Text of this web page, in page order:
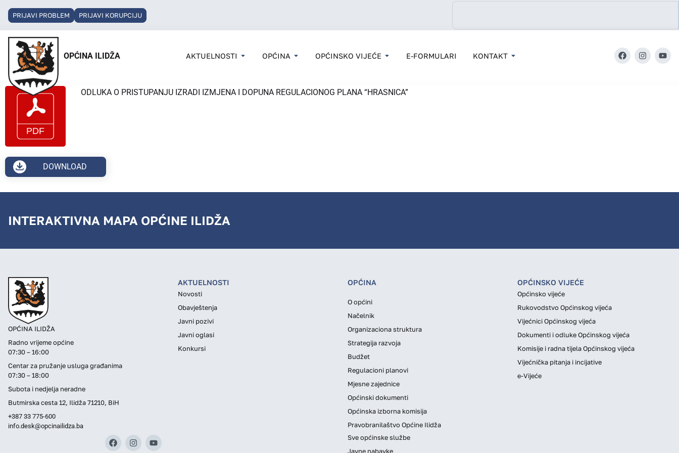
PRIJAVI PROBLEM PRIJAVI KORUPCIJU
OPĆINA ILIDŽA AKTUELNOSTI OPĆINA OPĆINSKO VIJEĆE E-FORMULARI KONTAKT
ODLUKA O PRISTUPANJU IZRADI IZMJENA I DOPUNA REGULACIONOG PLANA “HRASNICA”
DOWNLOAD
INTERAKTIVNA MAPA OPĆINE ILIDŽA
OPĆINA ILIDŽA
Radno vrijeme općine
07:30 – 16:00
Centar za pružanje usluga građanima
07:30 – 18:00
Subota i nedjelja neradne
Butmirska cesta 12, Ilidža 71210, BiH
+387 33 775-600
info.desk@opcinailidza.ba
AKTUELNOSTI
Novosti
Obavještenja
Javni pozivi
Javni oglasi
Konkursi
OPĆINA
O općini
Načelnik
Organizaciona struktura
Strategija razvoja
Budžet
Regulacioni planovi
Mjesne zajednice
Općinski dokumenti
Općinska izborna komisija
Pravobranilaštvo Općine Ilidža
Sve općinske službe
Javne nabavke
OPĆINSKO VIJEĆE
Općinsko vijeće
Rukovodstvo Općinskog vijeća
Vijećnici Općinskog vijeća
Dokumenti i odluke Općinskog vijeća
Komisije i radna tijela Općinskog vijeća
Vijećnička pitanja i incijative
e-Vijeće